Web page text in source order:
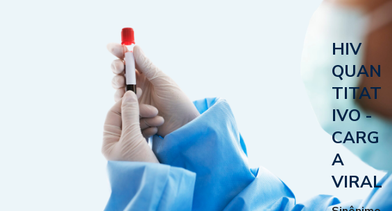
HIV
QUAN
TITAT
IVO -
CARG
A
VIRAL